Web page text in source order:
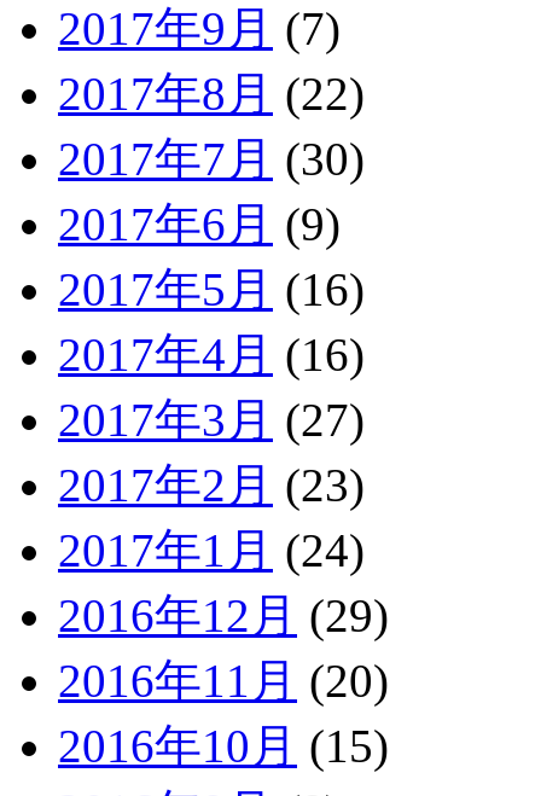
2017年9月 (7)
2017年8月 (22)
2017年7月 (30)
2017年6月 (9)
2017年5月 (16)
2017年4月 (16)
2017年3月 (27)
2017年2月 (23)
2017年1月 (24)
2016年12月 (29)
2016年11月 (20)
2016年10月 (15)